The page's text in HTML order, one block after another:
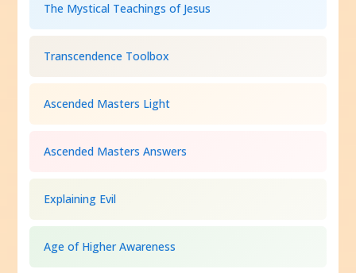
The Mystical Teachings of Jesus
Transcendence Toolbox
Ascended Masters Light
Ascended Masters Answers
Explaining Evil
Age of Higher Awareness